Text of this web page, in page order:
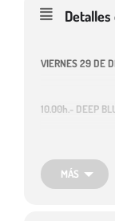
VIERNES 29 DE
10.00h.- DEEP
MÁS